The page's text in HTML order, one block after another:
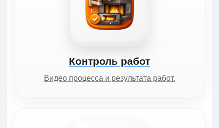
Контроль работ
Видео процесса и результата работ.